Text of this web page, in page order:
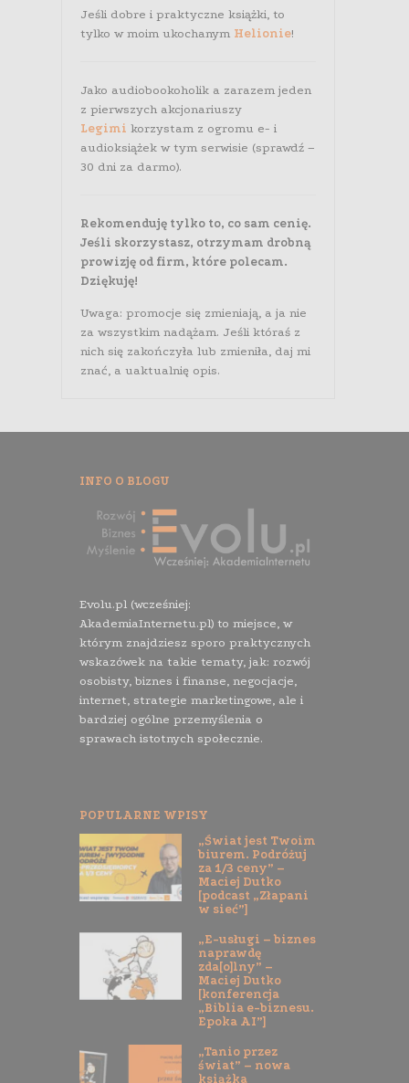
Jeśli dobre i praktyczne książki, to
tylko w moim ukochanym Helionie!
Jako audiobookoholik a zarazem jeden
z pierwszych akcjonariuszy
Legimi korzystam z ogromu e- i
audioksiążek w tym serwisie (sprawdź –
30 dni za darmo).
Rekomenduję tylko to, co sam cenię.
Jeśli skorzystasz, otrzymam drobną
prowizję od firm, które polecam.
Dziękuję!
Uwaga: promocje się zmieniają, a ja nie
za wszystkim nadążam. Jeśli któraś z
nich się zakończyła lub zmieniła, daj mi
znać, a uaktualnię opis.
INFO O BLOGU
Evolu.pl (wcześniej:
AkademiaInternetu.pl) to miejsce, w
którym znajdziesz sporo praktycznych
wskazówek na takie tematy, jak: rozwój
osobisty, biznes i finanse, negocjacje,
internet, strategie marketingowe, ale i
bardziej ogólne przemyślenia o
sprawach istotnych społecznie.
POPULARNE WPISY
„Świat jest Twoim
biurem. Podróżuj
za 1/3 ceny” –
Maciej Dutko
[podcast „Złapani
w sieć”]
„E-usługi – biznes
naprawdę
zda[o]lny” –
Maciej Dutko
[konferencja
„Biblia e-biznesu.
Epoka AI”]
„Tanio przez
świat” – nowa
książka